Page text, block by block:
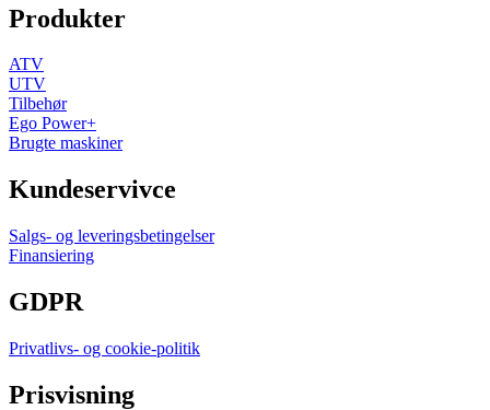
Produkter
ATV
UTV
Tilbehør
Ego Power+
Brugte maskiner
Kundeservivce
Salgs- og leveringsbetingelser
Finansiering
GDPR
Privatlivs- og cookie-politik
Prisvisning